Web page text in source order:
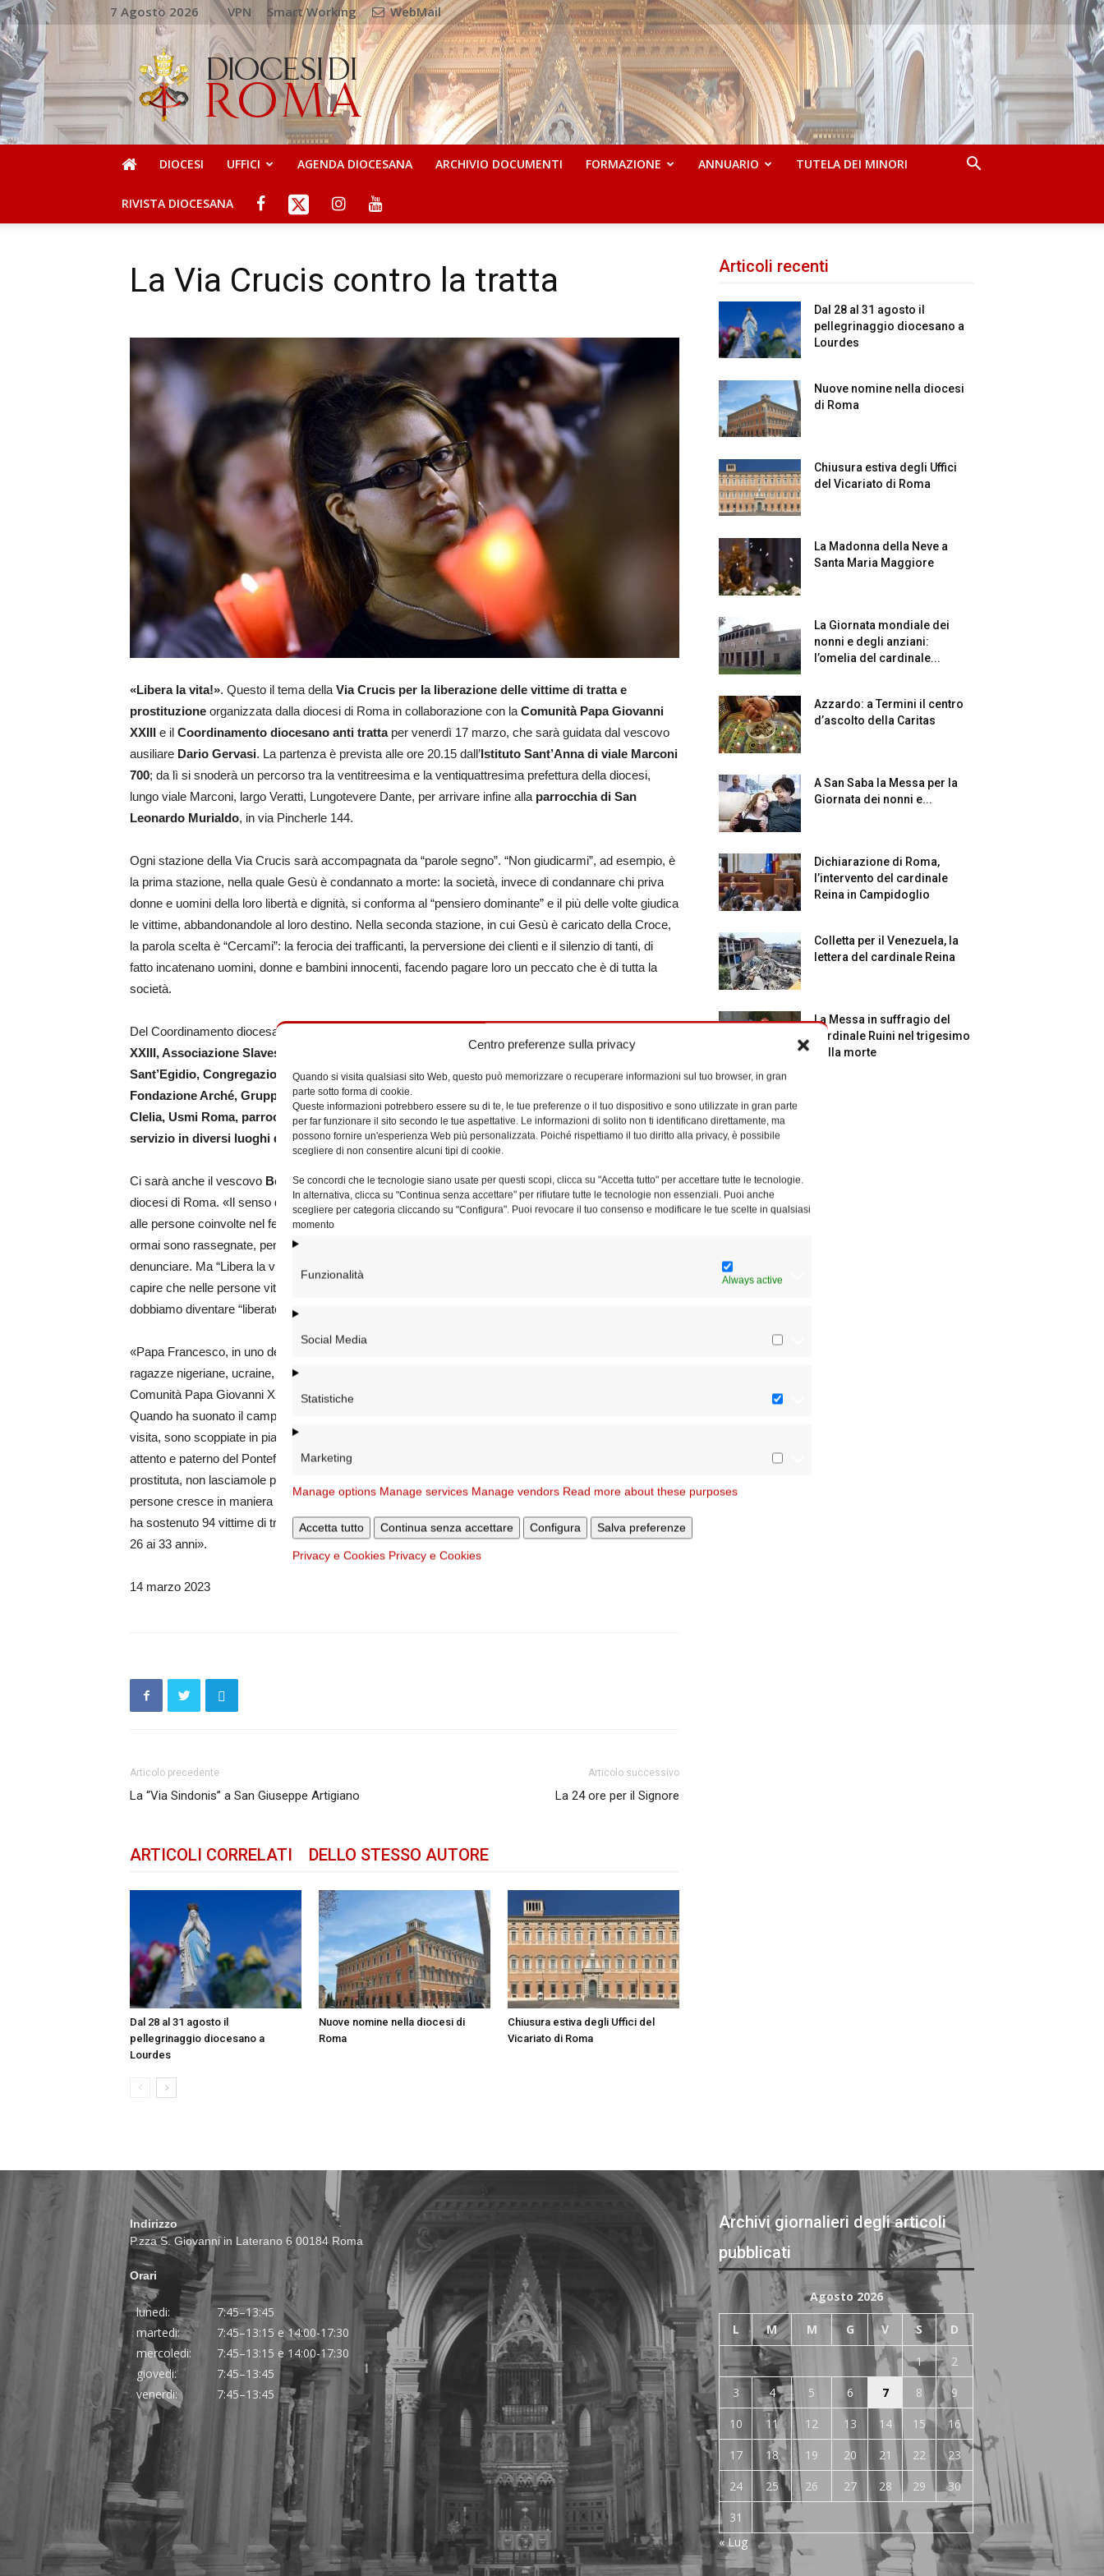
Centro preferenze sulla privacy
Quando si visita qualsiasi sito Web, questo può memorizzare o recuperare informazioni sul tuo browser, in gran
parte sotto forma di cookie.
Queste informazioni potrebbero essere su di te, le tue preferenze o il tuo dispositivo e sono utilizzate in gran parte
per far funzionare il sito secondo le tue aspettative. Le informazioni di solito non ti identificano direttamente, ma
possono fornire un'esperienza Web più personalizzata. Poiché rispettiamo il tuo diritto alla privacy, è possibile
scegliere di non consentire alcuni tipi di cookie.
Se concordi che le tecnologie siano usate per questi scopi, clicca su "Accetta tutto" per accettare tutte le tecnologie.
In alternativa, clicca su "Continua senza accettare" per rifiutare tutte le tecnologie non essenziali. Puoi anche
scegliere per categoria cliccando su "Configura". Puoi revocare il tuo consenso e modificare le tue scelte in qualsiasi
momento
Funzionalità Always active
Social Media
Statistiche
Marketing
Manage options Manage services Manage vendors Read more about these purposes
Accetta tutto Continua senza accettare Configura Salva preferenze
Privacy e Cookies Privacy e Cookies
7 Agosto 2026 VPN Smart Working WebMail
DIOCESI
DI
ROMA
DIOCESI UFFICI AGENDA DIOCESANA ARCHIVIO DOCUMENTI FORMAZIONE ANNUARIO TUTELA DEI MINORI
RIVISTA DIOCESANA
La Via Crucis contro la tratta
«Libera la vita!». Questo il tema della Via Crucis per la liberazione delle vittime di tratta e
prostituzione organizzata dalla diocesi di Roma in collaborazione con laComunità Papa Giovanni
XXIIIe il Coordinamento diocesano anti trattaper venerdì 17 marzo, che sarà guidata dal vescovo
ausiliare Dario Gervasi. La partenza è prevista alle ore 20.15 dall’Istituto Sant’Anna di viale Marconi
700; da lì si snoderà un percorso tra la ventitreesima e la ventiquattresima prefettura della diocesi,
lungo viale Marconi, largo Veratti, Lungotevere Dante, per arrivare infine alla parrocchia di San
Leonardo Murialdo, in via Pincherle 144.
Ogni stazione della Via Crucis sarà accompagnata da “parole segno”. “Non giudicarmi”, ad esempio, è
la prima stazione, nella quale Gesù è condannato a morte: la società, invece di condannare chi priva
donne e uomini della loro libertà e dignità, si conforma al “pensiero dominante” e il più delle volte giudica
le vittime, abbandonandole al loro destino. Nella seconda stazione, in cui Gesù è caricato della Croce,
la parola scelta è “Cercami”: la ferocia dei trafficanti, la perversione dei clienti e il silenzio di tanti, di
fatto incatenano uomini, donne e bambini innocenti, facendo pagare loro un peccato che è di tutta la
società.
Del Coordinamento diocesano anti tratta fanno parte
XXIII, Associazione Slaves No More, Caritas diocesana, Casa del Magnificat, Comunità di
Sant’Egidio, Congregazione delle Suore adoratrici ancelle del SS. Sacramento e della Carità,
Fondazione Arché, Gruppo Raab, Istituto delle Apostole del Sacro Cuore di Gesù-Oasi Madre
Clelia, Usmi Roma, parrocchia di San Frumenzio, oltre alle unità di strada che svolgono il loro
servizio in diversi luoghi della città. Tutti saranno presenti all’iniziativa di venerdì sera.
Ci sarà anche il vescovo Benoni Ambarus, responsabile dell’ambito della Diaconia della carità nella
diocesi di Roma. «Il senso del titolo – spiega – va inteso su un doppio binario: vuole essere un invito
alle persone coinvolte nel fenomeno della tratta ad avere il coraggio di liberare la propria vita. Molte
ormai sono rassegnate, pensano di non avere una vita d’uscita, invece noi vogliamo spronarle a
denunciare. Ma “Libera la vita!” è un invito anche a tutti noi, alle parrocchie, alla città intera: dobbiamo
capire che nelle persone vittime di tratta c’è una vita che è prigioniera e che noi non vediamo. Tutti noi
dobbiamo diventare “liberatori di vita”».
«Papa Francesco, in uno dei Venerdì della Misericordia, ha abbracciato come un nonno venti giovani
ragazze nigeriane, ucraine, albanesi e rumene liberate dalla schiavitù della prostituzione dalla
Comunità Papa Giovanni XXIII – dice il presidente della Comunità
Quando ha suonato il campanello della casa famiglia in via di Pietralata le giovani, ignare di quella
visita, sono scoppiate in pianto. L’ascolto delle loro storie, con le violenze subite, ha commosso il viso
attento e paterno del Pontefice. Come diceva il servo di Dio don Oreste Benzi, nessuna donna nasce
prostituta, non lasciamole più soffrire da sole e impegniamoci per la loro liberazione. La tratta delle
persone cresce in maniera preoccupante e la comunità, continuando il lavoro di don Oreste, nel 2022
ha sostenuto 94 vittime di tratta a scopo sessuale, sfruttamento lavorativo e accattonaggio, di età dai
26 ai 33 anni».
14 marzo 2023
Articolo precedente
La “Via Sindonis” a San Giuseppe Artigiano
Articolo successivo
La 24 ore per il Signore
ARTICOLI CORRELATI DELLO STESSO AUTORE
Dal 28 al 31 agosto il
pellegrinaggio diocesano a
Lourdes
Nuove nomine nella diocesi di
Roma
Chiusura estiva degli Uffici del
Vicariato di Roma
Articoli recenti
Dal 28 al 31 agosto il
pellegrinaggio diocesano a
Lourdes
Nuove nomine nella diocesi
di Roma
Chiusura estiva degli Uffici
del Vicariato di Roma
La Madonna della Neve a
Santa Maria Maggiore
La Giornata mondiale dei
nonni e degli anziani:
l’omelia del cardinale...
Azzardo: a Termini il centro
d’ascolto della Caritas
A San Saba la Messa per la
Giornata dei nonni e...
Dichiarazione di Roma,
l’intervento del cardinale
Reina in Campidoglio
Colletta per il Venezuela, la
lettera del cardinale Reina
La Messa in suffragio del
cardinale Ruini nel trigesimo
della morte
Indirizzo
P.zza S. Giovanni in Laterano 6 00184 Roma
Orari
lunedi:
7:45–13:45
martedi:
7:45–13:15 e 14:00-17:30
mercoledi:
7:45–13:15 e 14:00-17:30
giovedi:
7:45–13:45
venerdi:
7:45–13:45
Archivi giornalieri degli articoli
pubblicati
Agosto 2026
L M M G V S D
1
2
3
4 5 6 7 8
9
10
11 12 13 14 15
16
17
18 19 20 21 22
23
24
25 26 27 28 29
30
31
« Lug